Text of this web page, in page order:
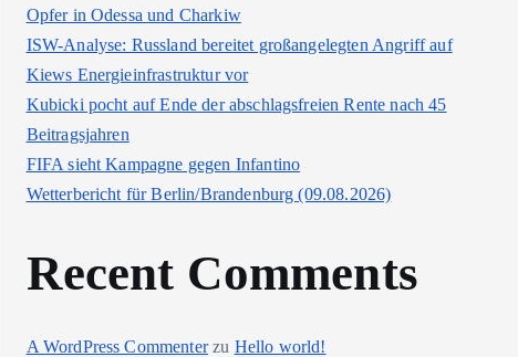
Opfer in Odessa und Charkiw
ISW-Analyse: Russland bereitet großangelegten Angriff auf
Kiews Energieinfrastruktur vor
Kubicki pocht auf Ende der abschlagsfreien Rente nach 45
Beitragsjahren
FIFA sieht Kampagne gegen Infantino
Wetterbericht für Berlin/Brandenburg (09.08.2026)
Recent Comments
A WordPress Commenterzu Hello world!